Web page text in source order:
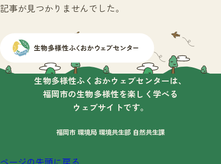
記事が見つかりませんでした。
生物多様性ふくおかウェブセンターは、
福岡市の生物多様性を楽しく学べる
ウェブサイトです。
福岡市 環境局 環境共生部 自然共生課